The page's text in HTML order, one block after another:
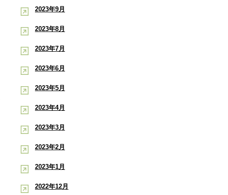
2023年9月
2023年8月
2023年7月
2023年6月
2023年5月
2023年4月
2023年3月
2023年2月
2023年1月
2022年12月